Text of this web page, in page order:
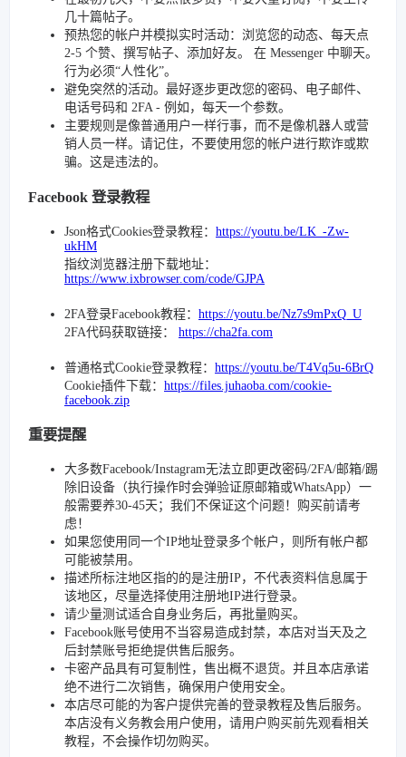
几十篇帖子。
预热您的帐户并模拟实时活动：浏览您的动态、每天点
2-5 个赞、撰写帖子、添加好友。 在 Messenger 中聊天。
行为必须“人性化”。
避免突然的活动。最好逐步更改您的密码、电子邮件、
电话号码和 2FA - 例如，每天一个参数。
主要规则是像普通用户一样行事，而不是像机器人或营
销人员一样。请记住，不要使用您的帐户进行欺诈或欺
骗。这是违法的。
Facebook 登录教程
Json格式Cookies登录教程： https://youtu.be/LK_-Zw-
ukHM
指纹浏览器注册下载地址：
https://www.ixbrowser.com/code/GJPA
2FA登录Facebook教程： https://youtu.be/Nz7s9mPxQ_U
2FA代码获取链接： https://cha2fa.com
普通格式Cookie登录教程： https://youtu.be/T4Vq5u-6BrQ
Cookie插件下载： https://files.juhaoba.com/cookie-
facebook.zip
重要提醒
大多数Facebook/Instagram无法立即更改密码/2FA/邮箱/踢
除旧设备（执行操作时会弹验证原邮箱或WhatsApp）一
般需要养30-45天；我们不保证这个问题！购买前请考
虑！
如果您使用同一个IP地址登录多个帐户，则所有帐户都
可能被禁用。
描述所标注地区指的的是注册IP，不代表资料信息属于
该地区，尽量选择使用注册地IP进行登录。
请少量测试适合自身业务后，再批量购买。
Facebook账号使用不当容易造成封禁，本店对当天及之
后封禁账号拒绝提供售后服务。
卡密产品具有可复制性，售出概不退货。并且本店承诺
绝不进行二次销售，确保用户使用安全。
本店尽可能的为客户提供完善的登录教程及售后服务。
本店没有义务教会用户使用，请用户购买前先观看相关
教程，不会操作切勿购买。